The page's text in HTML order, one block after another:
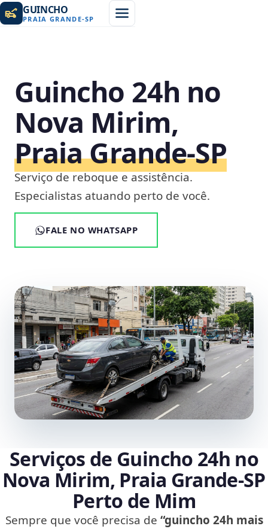
GUINCHO
PRAIA GRANDE-SP
Guincho 24h no
Nova Mirim,
Praia Grande‑SP
Serviço de reboque e assistência.
Especialistas atuando perto de você.
FALE NO WHATSAPP
Serviços de Guincho 24h no
Nova Mirim, Praia Grande‑SP
Perto de Mim
Sempre que você precisa de “guincho 24h mais